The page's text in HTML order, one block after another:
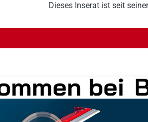
Dieses Inserat ist seit